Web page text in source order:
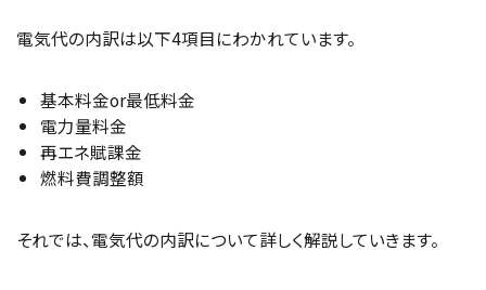
電気代の内訳は以下4項目にわかれています。
基本料金or最低料金
電力量料金
再エネ賦課金
燃料費調整額
それでは、電気代の内訳について詳しく解説していきます。